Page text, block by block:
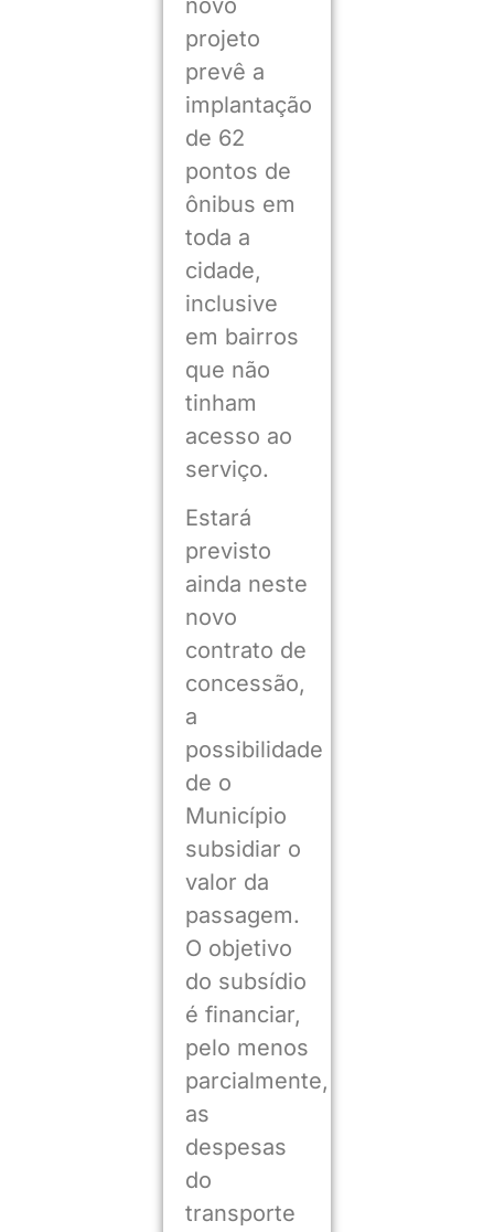
projeto
prevê a
implantação
de 62
pontos de
ônibus em
toda a
cidade,
inclusive
em bairros
que não
tinham
acesso ao
serviço.
Estará
previsto
ainda neste
novo
contrato de
concessão,
a
possibilidade
de o
Município
subsidiar o
valor da
passagem.
O objetivo
do subsídio
é financiar,
pelo menos
parcialmente,
as
despesas
do
transporte